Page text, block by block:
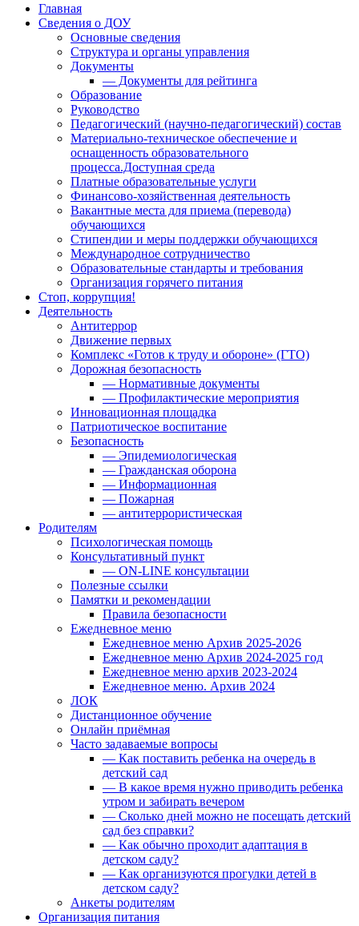
Главная
Сведения о ДОУ
Основные сведения
Структура и органы управления
Документы
— Документы для рейтинга
Образование
Руководство
Педагогический (научно-педагогический) состав
Материально-техническое обеспечение и
оснащенность образовательного
процесса.Доступная среда
Платные образовательные услуги
Финансово-хозяйственная деятельность
Вакантные места для приема (перевода)
обучающихся
Стипендии и меры поддержки обучающихся
Международное сотрудничество
Образовательные стандарты и требования
Организация горячего питания
Стоп, коррупция!
Деятельность
Антитеррор
Движение первых
Комплекс «Готов к труду и обороне» (ГТО)
Дорожная безопасность
— Нормативные документы
— Профилактические мероприятия
Инновационная площадка
Патриотическое воспитание
Безопасность
— Эпидемиологическая
— Гражданская оборона
— Информационная
— Пожарная
— антитеррористическая
Родителям
Психологическая помощь
Консультативный пункт
— ON-LINE консультации
Полезные ссылки
Памятки и рекомендации
Правила безопасности
Ежедневное меню
Ежедневное меню Архив 2025-2026
Ежедневное меню Архив 2024-2025 год
Ежедневное меню архив 2023-2024
Ежедневное меню. Архив 2024
ЛОК
Дистанционное обучение
Онлайн приёмная
Часто задаваемые вопросы
— Как поставить ребенка на очередь в
детский сад
— В какое время нужно приводить ребенка
утром и забирать вечером
— Сколько дней можно не посещать детский
сад без справки?
— Как обычно проходит адаптация в
детском саду?
— Как организуются прогулки детей в
детском саду?
Анкеты родителям
Организация питания